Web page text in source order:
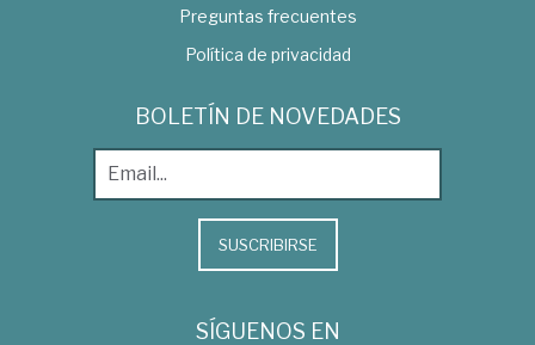
Preguntas frecuentes
Política de privacidad
BOLETÍN DE NOVEDADES
SUSCRIBIRSE
SÍGUENOS EN